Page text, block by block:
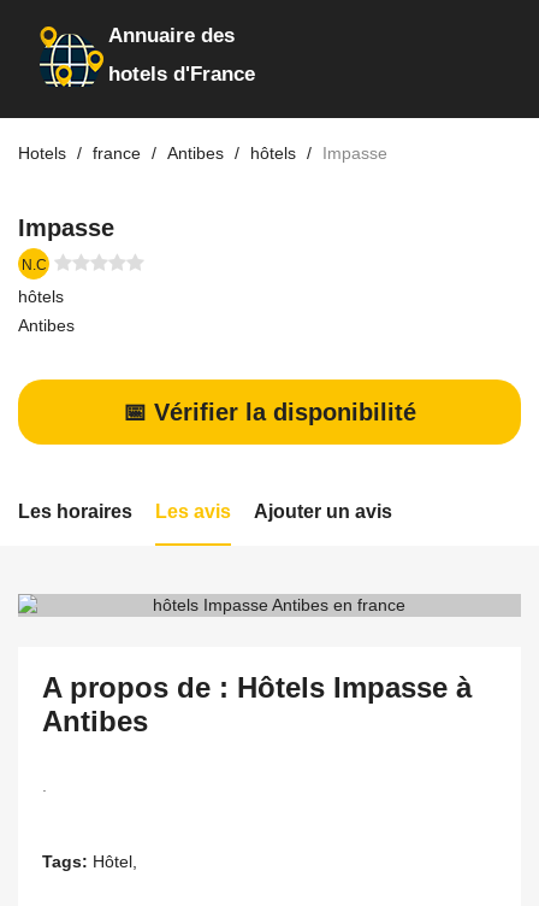
Annuaire des
hotels d'France
Hotels france Antibes hôtels Impasse
Impasse
N.C
hôtels
Antibes
📅 Vérifier la disponibilité
Les horaires Les avis Ajouter un avis
A propos de : Hôtels Impasse à
Antibes
Tags: Hôtel,